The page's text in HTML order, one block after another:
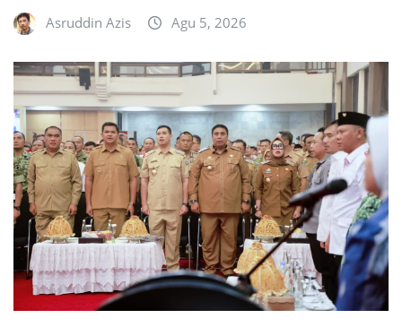
Asruddin Azis Agu 5, 2026